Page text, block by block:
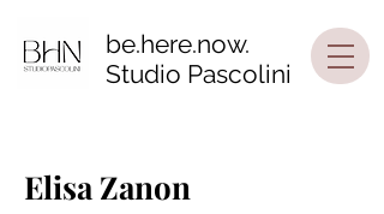
be.here.now.
Studio Pascolini
Elisa Zanon